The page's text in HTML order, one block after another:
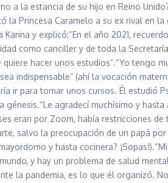
a la estancia de su hijo en Reino
la Princesa Caramelo a su ex rival en
Karina y explicó:“En el año 2021,
como canciller y de toda la
hacer unos estudios”.“Yo tengo
indispensable” (ahí la vocación
ir para tomar unos cursos. Él estudió
génesis.“Le agradecí muchísimo y
eran por Zoom, había restricciones
salvo la preocupación de un papá
y hasta cocinera?
y hay un problema de salud
la pandemia, es lo que él organizó.